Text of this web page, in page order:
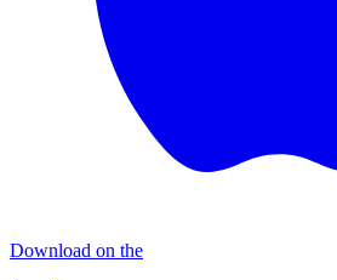
Download on the